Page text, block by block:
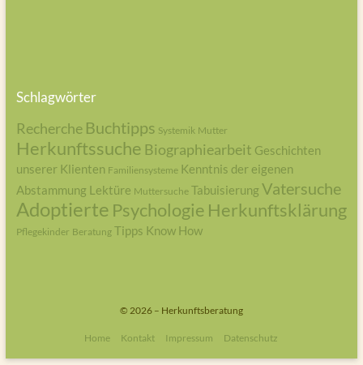
Schlagwörter
Recherche Buchtipps Systemik Mutter
Herkunftssuche Biographiearbeit Geschichten
unserer Klienten Familiensysteme Kenntnis der eigenen
Abstammung Lektüre Muttersuche Tabuisierung Vatersuche
Adoptierte Psychologie Herkunftsklärung
Pflegekinder Beratung Tipps Know How
© 2026 – Herkunftsberatung
Home Kontakt Impressum Datenschutz